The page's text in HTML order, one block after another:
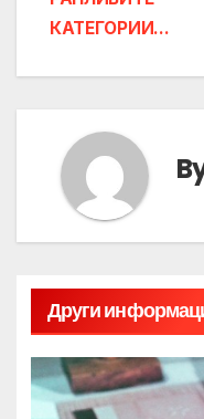
КАТЕГОРИИ…
Други